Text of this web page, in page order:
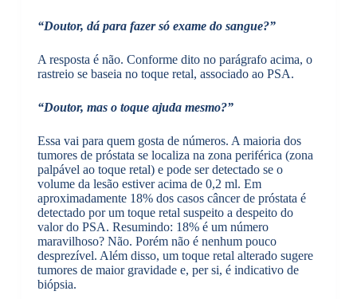
“Doutor, dá para fazer só exame do sangue?”
A resposta é não. Conforme dito no parágrafo acima, o
rastreio se baseia no toque retal, associado ao PSA.
“Doutor, mas o toque ajuda mesmo?”
Essa vai para quem gosta de números. A maioria dos
tumores de próstata se localiza na zona periférica (zona
palpável ao toque retal) e pode ser detectado se o
volume da lesão estiver acima de 0,2 ml. Em
aproximadamente 18% dos casos câncer de próstata é
detectado por um toque retal suspeito a despeito do
valor do PSA. Resumindo: 18% é um número
maravilhoso? Não. Porém não é nenhum pouco
desprezível. Além disso, um toque retal alterado sugere
tumores de maior gravidade e, per si, é indicativo de
biópsia.